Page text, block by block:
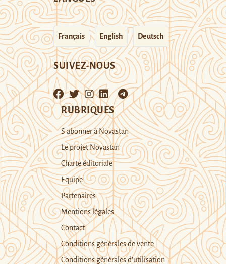
Français English Deutsch
SUIVEZ-NOUS
RUBRIQUES
S’abonner à Novastan
Le projet Novastan
Charte éditoriale
Equipe
Partenaires
Mentions légales
Contact
Conditions générales de vente
Conditions générales d’utilisation